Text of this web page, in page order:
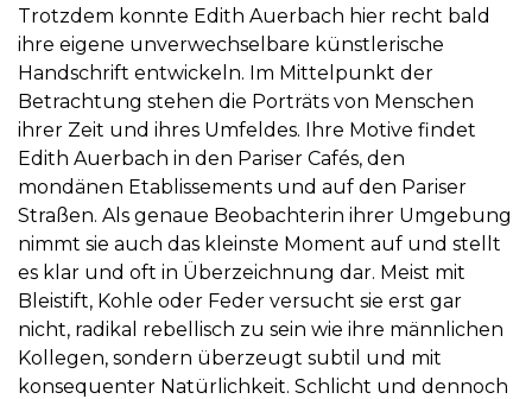
Trotzdem konnte Edith Auerbach hier recht bald
ihre eigene unverwechselbare künstlerische
Handschrift entwickeln. Im Mittelpunkt der
Betrachtung stehen die Porträts von Menschen
ihrer Zeit und ihres Umfeldes. Ihre Motive findet
Edith Auerbach in den Pariser Cafés, den
mondänen Etablissements und auf den Pariser
Straßen. Als genaue Beobachterin ihrer Umgebung
nimmt sie auch das kleinste Moment auf und stellt
es klar und oft in Überzeichnung dar. Meist mit
Bleistift, Kohle oder Feder versucht sie erst gar
nicht, radikal rebellisch zu sein wie ihre männlichen
Kollegen, sondern überzeugt subtil und mit
konsequenter Natürlichkeit. Schlicht und dennoch